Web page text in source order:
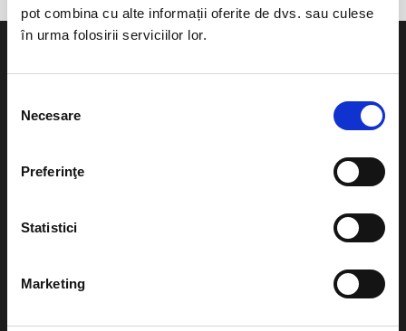
pot combina cu alte informații oferite de dvs. sau culese
în urma folosirii serviciilor lor.
consimțământului
Necesare
Preferinţe
Statistici
Marketing
Evenimente
Teatru
festivaluri
Diverse